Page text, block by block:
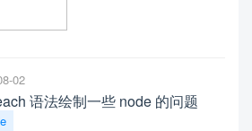
02
语法绘制一些 node 的问题